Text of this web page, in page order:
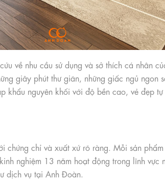
về nhu cầu sử dụng và sở thích cá nhân
giây phút thư giãn, những giấc ngủ ngon
nguyên khối với độ bền cao, vẻ đẹp
chứng chỉ và xuất xứ rõ ràng. Mỗi sản
nghiệm 13 năm hoạt động trong lĩnh
dịch vụ tại Anh Đoàn.